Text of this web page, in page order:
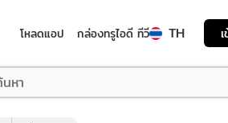
โหลดแอป กล่องทรูไอดี ทีวี TH